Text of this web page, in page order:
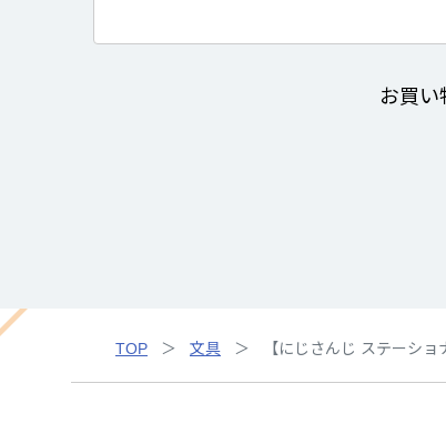
お買い
TOP 文具 【にじさんじ ステーシ